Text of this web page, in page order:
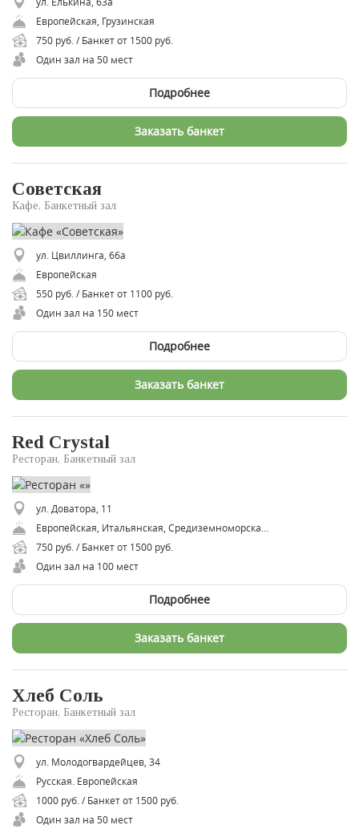
Европейская, Грузинская
750 руб. / Банкет от 1500 руб.
Один зал на 50 мест
Подробнее
Заказать банкет
Советская
Кафе, Банкетный зал
ул. Цвиллинга, 66а
Европейская
550 руб. / Банкет от 1100 руб.
Один зал на 150 мест
Подробнее
Заказать банкет
Red Crystal
Ресторан, Банкетный зал
ул. Доватора, 11
750 руб. / Банкет от 1500 руб.
Один зал на 100 мест
Подробнее
Заказать банкет
Хлеб Соль
Ресторан, Банкетный зал
ул. Молодогвардейцев, 34
Русская. Европейская
1000 руб. / Банкет от 1500 руб.
Один зал на 50 мест